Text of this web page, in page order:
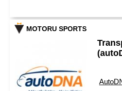
MOTORU SPORTS